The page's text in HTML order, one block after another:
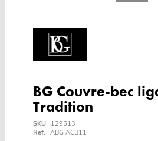
BG Couvre-bec
Tradition
SKU
129513
Ref. ABG ACB11